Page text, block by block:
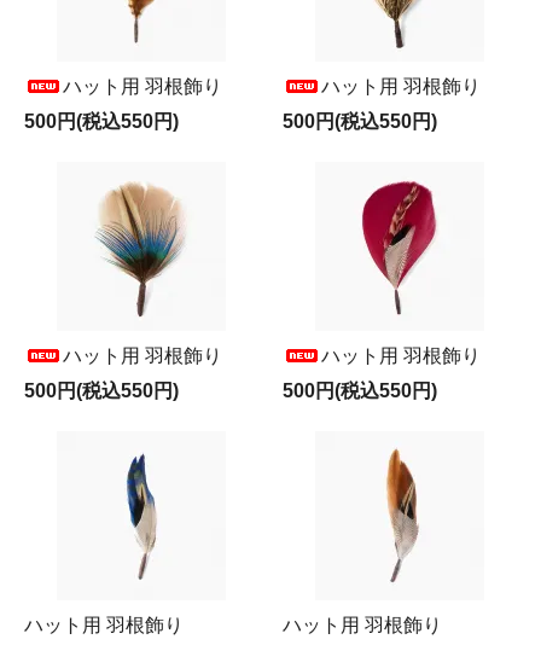
ハット用 羽根飾り
500円(税込550円)
ハット用 羽根飾り
500円(税込550円)
ハット用 羽根飾り
500円(税込550円)
ハット用 羽根飾り
500円(税込550円)
ハット用 羽根飾り
ハット用 羽根飾り